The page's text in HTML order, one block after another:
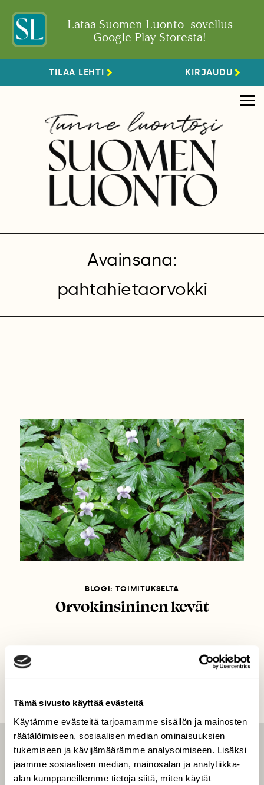
Tämä sivusto käyttää evästeitä
Käytämme evästeitä tarjoamamme sisällön ja mainosten
räätälöimiseen, sosiaalisen median ominaisuuksien
tukemiseen ja kävijämäärämme analysoimiseen. Lisäksi
jaamme sosiaalisen median, mainosalan ja analytiikka-
alan kumppaneillemme tietoja siitä, miten käytät
Lataa Suomen Luonto -sovellus
Google Play Storesta!
TILAA LEHTI KIRJAUDU
Avainsana:
pahtahietaorvokki
BLOGI: TOIMITUKSELTA
Orvokinsininen kevät
LEHTI
Uusin lehti